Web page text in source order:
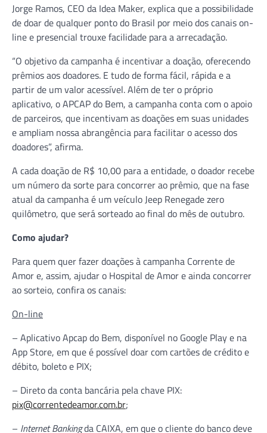
Jorge Ramos, CEO da Idea Maker, explica que a possibilidade
de doar de qualquer ponto do Brasil por meio dos canais on-
line e presencial trouxe facilidade para a arrecadação.
“O objetivo da campanha é incentivar a doação, oferecendo
prêmios aos doadores. E tudo de forma fácil, rápida e a
partir de um valor acessível. Além de ter o próprio
aplicativo, o APCAP do Bem, a campanha conta com o apoio
de parceiros, que incentivam as doações em suas unidades
e ampliam nossa abrangência para facilitar o acesso dos
doadores”, afirma.
A cada doação de R$ 10,00 para a entidade, o doador recebe
um número da sorte para concorrer ao prêmio, que na fase
atual da campanha é um veículo Jeep Renegade zero
quilômetro, que será sorteado ao final do mês de outubro.
Como ajudar?
Para quem quer fazer doações à campanha Corrente de
Amor e, assim, ajudar o Hospital de Amor e ainda concorrer
ao sorteio, confira os canais:
On-line
– Aplicativo Apcap do Bem, disponível no Google Play e na
App Store, em que é possível doar com cartões de crédito e
débito, boleto e PIX;
– Direto da conta bancária pela chave PIX:
pix@correntedeamor.com.br;
– Internet Bankingda CAIXA, em que o cliente do banco deve